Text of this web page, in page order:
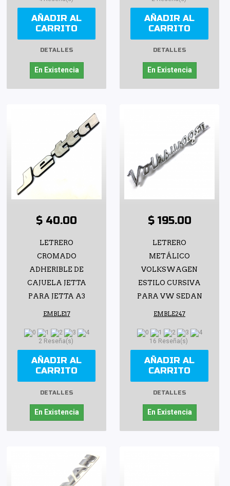
AÑADIR AL
CARRITO
DETALLES
En Existencia
AÑADIR AL
CARRITO
DETALLES
En Existencia
$ 40.00
LETRERO
CROMADO
ADHERIBLE DE
CAJUELA JETTA
PARA JETTA A3
EMBLE17
2 Reseña(s)
AÑADIR AL
CARRITO
DETALLES
En Existencia
$ 195.00
LETRERO
METÁLICO
VOLKSWAGEN
ESTILO CURSIVA
PARA VW SEDAN
EMBLE247
16 Reseña(s)
AÑADIR AL
CARRITO
DETALLES
En Existencia